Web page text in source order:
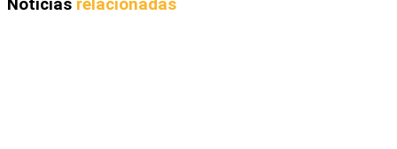
Notícias relacionadas